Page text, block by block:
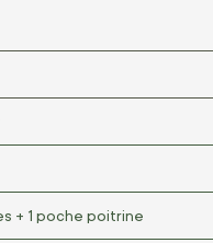
+ 1 poche poitrine